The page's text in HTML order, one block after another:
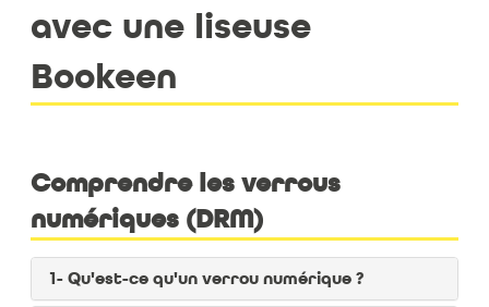
avec une liseuse
Bookeen
Comprendre les verrous
numériques (DRM)
1- Qu'est-ce qu'un verrou numérique ?